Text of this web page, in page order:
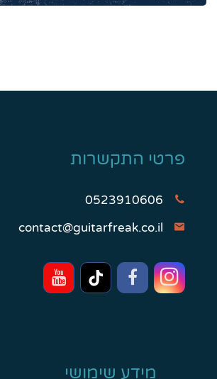
פרטי התקשרות
0523910606
contact@guitarfreak.co.il
מידע שימושי